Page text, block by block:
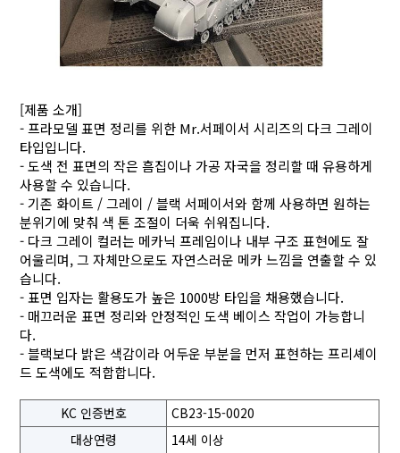
[제품 소개]
- 프라모델 표면 정리를 위한 Mr.서페이서 시리즈의 다크 그레이
타입입니다.
- 도색 전 표면의 작은 흠집이나 가공 자국을 정리할 때 유용하게
사용할 수 있습니다.
- 기존 화이트 / 그레이 / 블랙 서페이서와 함께 사용하면 원하는
분위기에 맞춰 색 톤 조절이 더욱 쉬워집니다.
- 다크 그레이 컬러는 메카닉 프레임이나 내부 구조 표현에도 잘
어울리며, 그 자체만으로도 자연스러운 메카 느낌을 연출할 수 있
습니다.
- 표면 입자는 활용도가 높은 1000방 타입을 채용했습니다.
- 매끄러운 표면 정리와 안정적인 도색 베이스 작업이 가능합니
다.
- 블랙보다 밝은 색감이라 어두운 부분을 먼저 표현하는 프리셰이
드 도색에도 적합합니다.
KC 인증번호
CB23-15-0020
대상연령
14세 이상